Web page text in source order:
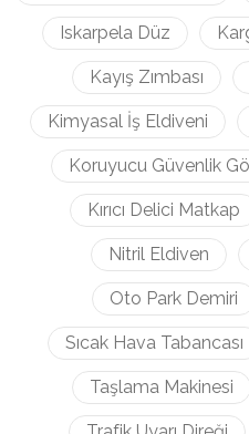
Iskarpela Düz
Kayış Zımbası
Kimyasal İş Eldiveni
Koruyucu Güvenlik
Kırıcı Delici Matkap
Nitril Eldiven
Oto Park Demiri
Sıcak Hava Tabancası
Taşlama Makinesi